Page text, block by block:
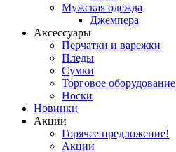
Мужская одежда
Джемпера
Аксессуары
Перчатки и варежки
Пледы
Сумки
Торговое оборудование
Носки
Новинки
Акции
Горячее предложение!
Акции